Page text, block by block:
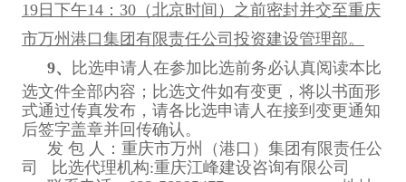
19日下午14：30（北京时间）之前密封并交至重庆
市万州港口集团有限责任公司投资建设管理部。
9、
比选申请人在参加比选前务必认真阅读本比
选文件全部内容；比选文件如有变更，将以书面形
式通过传真发布，请各比选申请人在接到变更通知
后签字盖章并回传确认。
发 包 人：重庆市万州（港口）集团有限责任公
司 比选代理机构:重庆江峰建设咨询有限公司